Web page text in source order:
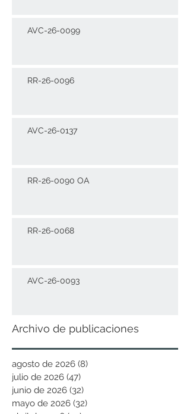
AVC-26-0099
RR-26-0096
AVC-26-0137
RR-26-0090 OA
RR-26-0068
AVC-26-0093
Archivo de publicaciones
agosto de 2026 (8)
julio de 2026 (47)
junio de 2026 (32)
mayo de 2026 (32)